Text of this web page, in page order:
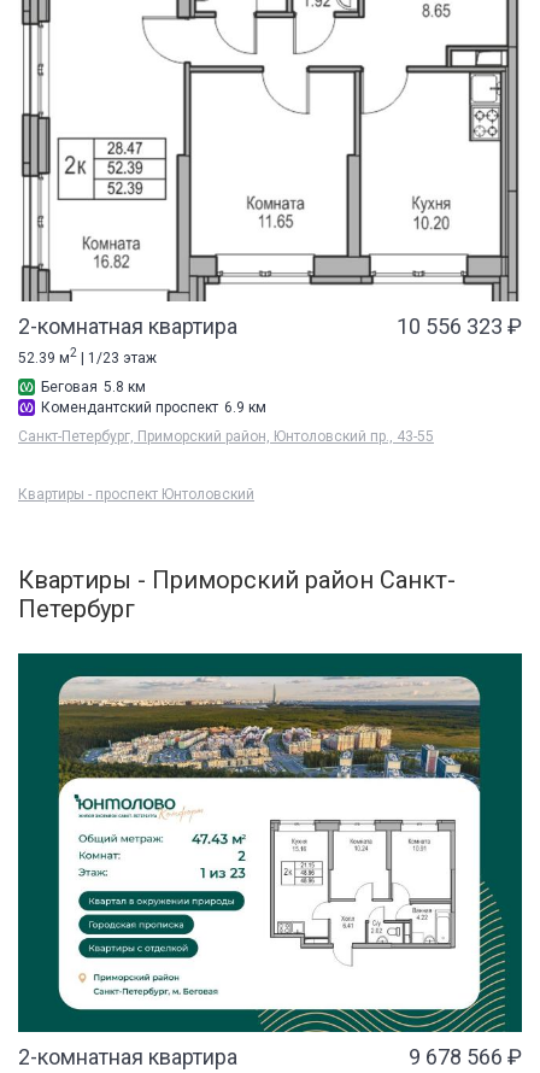
2-комнатная квартира 10 556 323 ₽
52.39 м2
| 1/23 этаж
Беговая 5.8 км
Комендантский проспект 6.9 км
Санкт-Петербург, Приморский район, Юнтоловский пр., 43-55
Квартиры - проспект Юнтоловский
Квартиры - Приморский район Санкт-
Петербург
2-комнатная квартира 9 678 566 ₽